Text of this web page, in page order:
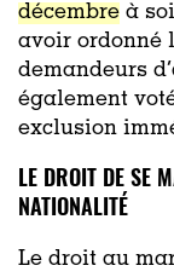
décembre à
avoir ordonné
demandeurs
également
exclusion
LE DROIT DE SE
NATIONALITÉ
Le droit au